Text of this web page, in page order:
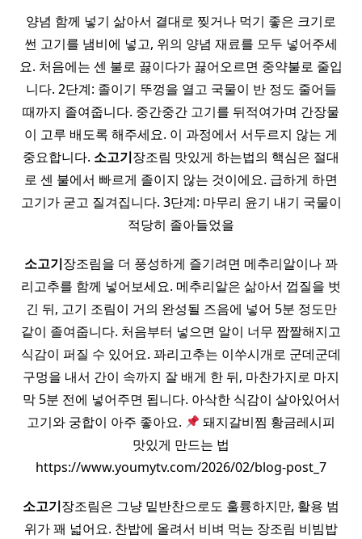
양념 함께 넣기 삶아서 결대로 찢거나 먹기 좋은 크기로
썬 고기를 냄비에 넣고, 위의 양념 재료를 모두 넣어주세
요. 처음에는 센 불로 끓이다가 끓어오르면 중약불로 줄입
니다. 2단계: 졸이기 뚜껑을 열고 국물이 반 정도 줄어들
때까지 졸여줍니다. 중간중간 고기를 뒤적여가며 간장물
이 고루 배도록 해주세요. 이 과정에서 서두르지 않는 게
중요합니다. 소고기장조림 맛있게 하는법의 핵심은 절대
로 센 불에서 빠르게 졸이지 않는 것이에요. 급하게 하면
고기가 굳고 질겨집니다. 3단계: 마무리 윤기 내기 국물이
적당히 졸아들었을
소고기장조림을 더 풍성하게 즐기려면 메추리알이나 꽈
리고추를 함께 넣어보세요. 메추리알은 삶아서 껍질을 벗
긴 뒤, 고기 조림이 거의 완성될 즈음에 넣어 5분 정도만
같이 졸여줍니다. 처음부터 넣으면 알이 너무 짭짤해지고
식감이 퍼질 수 있어요. 꽈리고추는 이쑤시개로 군데군데
구멍을 내서 간이 속까지 잘 배게 한 뒤, 마찬가지로 마지
막 5분 전에 넣어주면 됩니다. 아삭한 식감이 살아있어서
고기와 궁합이 아주 좋아요.
돼지갈비찜 황금레시피
맛있게 만드는 법
https://www.youmytv.com/2026/02/blog-post_7
소고기장조림은 그냥 밑반찬으로도 훌륭하지만, 활용 범
위가 꽤 넓어요. 찬밥에 올려서 비벼 먹는 장조림 비빔밥